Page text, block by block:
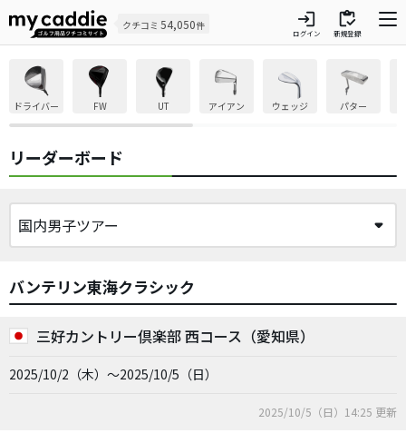
クチコミ 54,050件 login
ログイン
inventory
新規登録
ドライバー FW UT アイアン ウェッジ パター
リーダーボード
バンテリン東海クラシック
三好カントリー倶楽部 西コース（愛知県）
2025/10/2（木）～2025/10/5（日）
2025/10/5（日）14:25 更新